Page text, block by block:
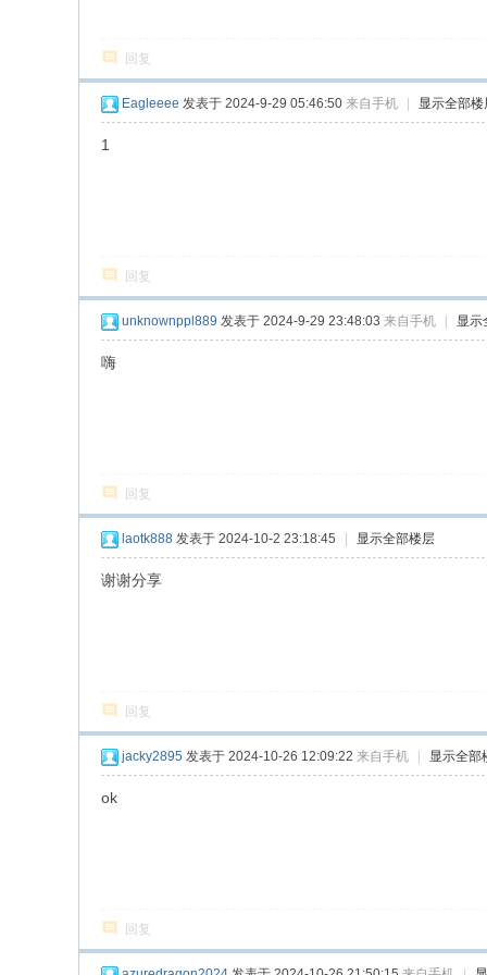
回复
Eagleeee 发表于 2024-9-29 05:46:50 来自手机 显示全部楼
1
回复
unknownppl889 发表于 2024-9-29 23:48:03 来自手机 显示
嗨
回复
laotk888 发表于 2024-10-2 23:18:45 显示全部楼层
谢谢分享
回复
jacky2895 发表于 2024-10-26 12:09:22 来自手机 显示全部
ok
回复